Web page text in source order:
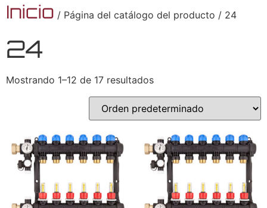
Inicio / Página del catálogo del producto / 24
24
Mostrando 1–12 de 17 resultados